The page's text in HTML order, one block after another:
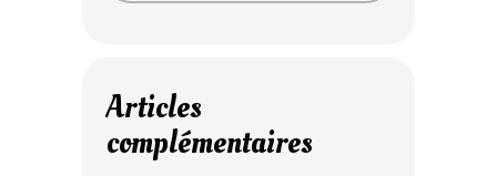
Articles
complémentaires